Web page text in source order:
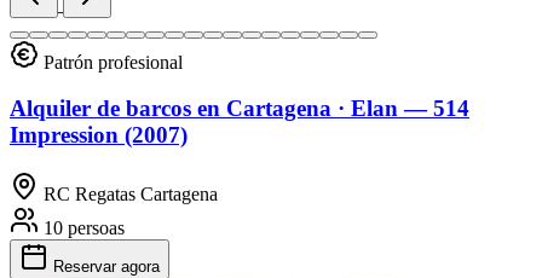
Patrón profesional
Alquiler de barcos en Cartagena · Elan — 514
Impression (2007)
RC Regatas Cartagena
10 persoas
Reservar agora